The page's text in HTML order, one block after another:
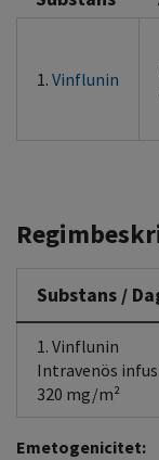
1. Vinflunin
Substans /
1. Vinflunin
Intravenös
320 mg/m²
Emetogenicitet: